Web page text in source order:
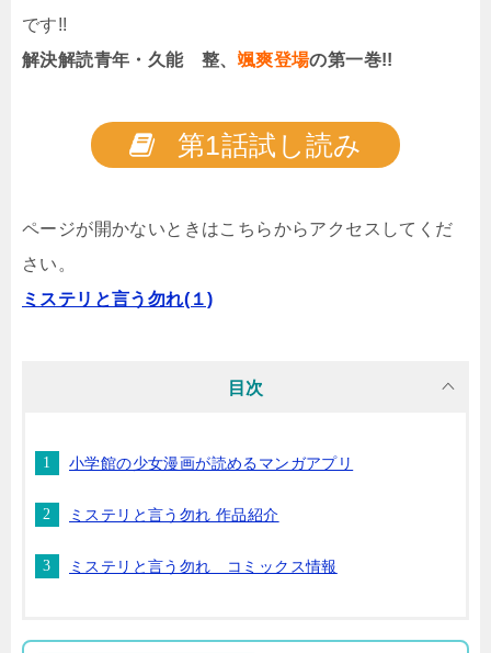
です!!
解決解読青年・久能 整、 颯爽登場の第一巻!!
第1話試し読み
ページが開かないときはこちらからアクセスしてくだ
さい。
ミステリと言う勿れ(１)
目次
小学館の少女漫画が読めるマンガアプリ
ミステリと言う勿れ 作品紹介
ミステリと言う勿れ コミックス情報